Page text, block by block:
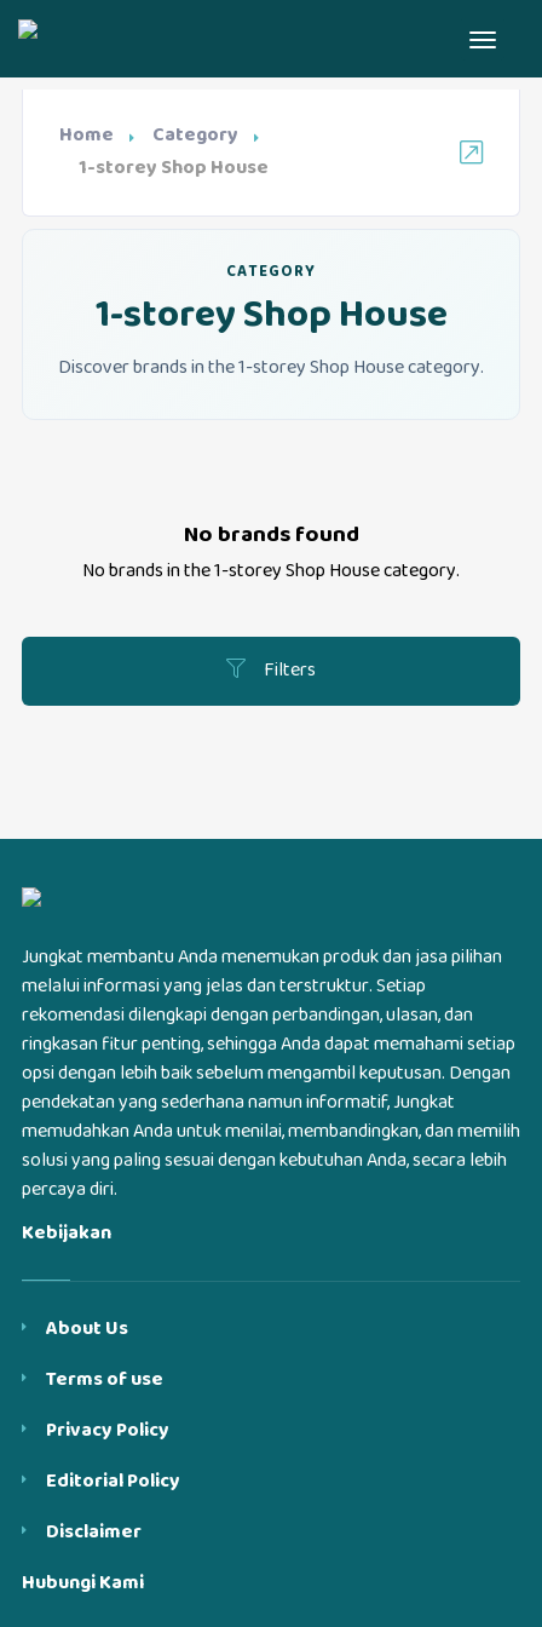
Home
Category
1-storey Shop House
CATEGORY
1-storey Shop House
Discover brands in the 1-storey Shop House category.
Filters
No brands found
No brands in the1-storey Shop Housecategory.
Jungkat membantu Anda menemukan produk dan jasa pilihan
melalui informasi yang jelas dan terstruktur. Setiap
rekomendasi dilengkapi dengan perbandingan, ulasan, dan
ringkasan fitur penting, sehingga Anda dapat memahami setiap
opsi dengan lebih baik sebelum mengambil keputusan. Dengan
pendekatan yang sederhana namun informatif, Jungkat
memudahkan Anda untuk menilai, membandingkan, dan memilih
solusi yang paling sesuai dengan kebutuhan Anda, secara lebih
percaya diri.
Kebijakan
About Us
Terms of use
Privacy Policy
Editorial Policy
Disclaimer
Hubungi Kami